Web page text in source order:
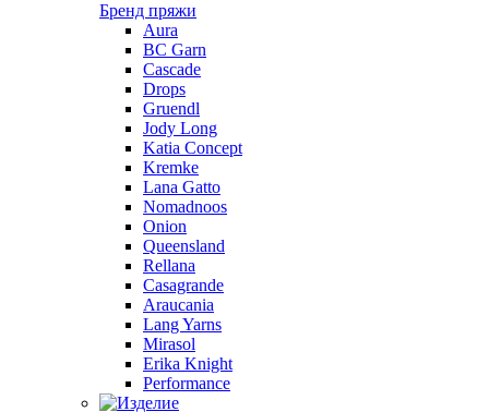
Бренд пряжи
Aura
BC Garn
Cascade
Drops
Gruendl
Jody Long
Katia Concept
Kremke
Lana Gatto
Nomadnoos
Onion
Queensland
Rellana
Casagrande
Araucania
Lang Yarns
Mirasol
Erika Knight
Performance